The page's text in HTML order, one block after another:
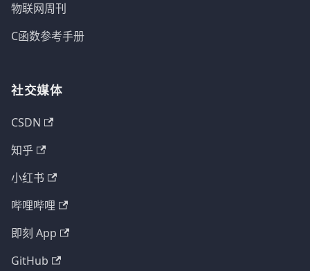
物联网周刊
C函数参考手册
社交媒体
CSDN
知乎
小红书
哔哩哔哩
即刻 App
GitHub